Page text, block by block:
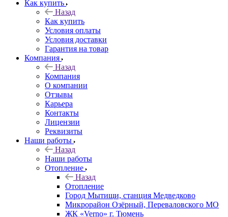
Как купить
Назад
Как купить
Условия оплаты
Условия доставки
Гарантия на товар
Компания
Назад
Компания
О компании
Отзывы
Карьера
Контакты
Лицензии
Реквизиты
Наши работы
Назад
Наши работы
Отопление
Назад
Отопление
Город Мытищи, станция Медведково
Микрорайон Озёрный, Переваловского МО
ЖК «Verno» г. Тюмень